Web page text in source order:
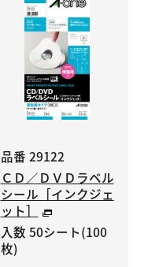
品番 29122
ＣＤ／ＤＶＤラベル
シール［インクジェ
ット］
入数 50シート(100
枚)